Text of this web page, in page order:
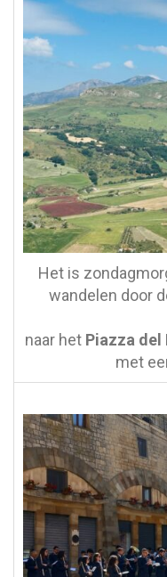
Het is
wandelen door
naar het Piazza del
met